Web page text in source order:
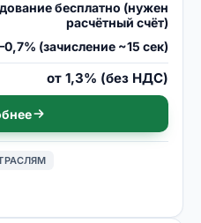
бесплатно (нужен
расчётный счёт)
(зачисление ~15 сек)
от 1,3% (без НДС)